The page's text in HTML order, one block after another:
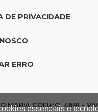
essenciais e
de ocupar avião
a R$ 5,08
DE PRIVACIDADE
ERRO
MARIA COELHO, 4681 -